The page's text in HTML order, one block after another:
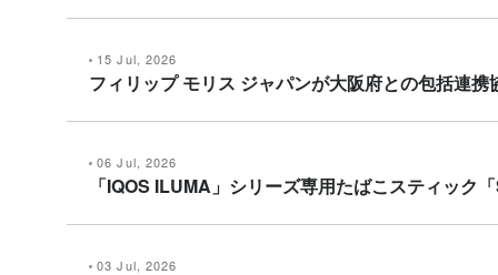
15 Jul, 2026
フィリップ モリス ジャパンが大阪府との包括連
06 Jul, 2026
「IQOS ILUMA」シリーズ専用たばこスティック
03 Jul, 2026